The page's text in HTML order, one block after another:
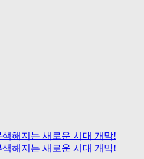
해지는 새로운 시대 개막!
해지는 새로운 시대 개막!